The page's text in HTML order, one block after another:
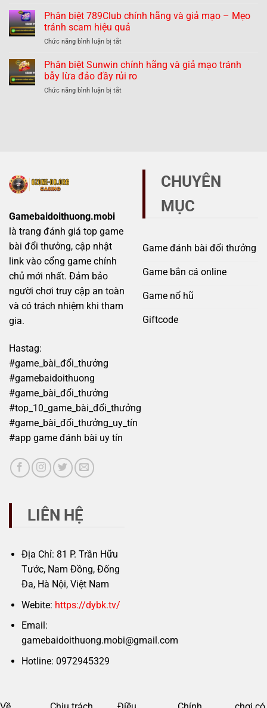
dàng
tránh
đảo
giả
mạo
Thực
thế
nào?
biệt
Hitclub
chính
hãng
giả
mạo
Những
Phân biệt 789Club chính hãng và giả mạo – Mẹo
tránh scam hiệu quả
Chức năng bình luận bị tắt
biệt
789Club
chính
hãng
Phân biệt Sunwin chính hãng và giả mạo tránh
bẫy lừa đảo đầy rủi ro
Chức năng bình luận bị tắt
rủi
Gamebaidoithuong.mobi
là trang đánh giá top game
bài đổi thưởng, cập nhật
link vào cổng game chính
chủ mới nhất. Đảm bảo
người chơi truy cập an toàn
và có trách nhiệm khi tham
gia.
Hastag:
#game_bài_đổi_thưởng
#gamebaidoithuong
#game_bài_đổi_thưởng
#top_10_game_bài_đổi_thưởng
#game_bài_đổi_thưởng_uy_tín
#app game đánh bài uy tín
CHUYÊN
MỤC
Game đánh bài đổi thưởng
Game bắn cá online
Game nổ hũ
Giftcode
LIÊN HỆ
Địa Chỉ: 81 P. Trần Hữu
Tước, Nam Đồng, Đống
Đa, Hà Nội, Việt Nam
Webite: https://dybk.tv/
Email:
gamebaidoithuong.mobi@gmail.com
Hotline: 0972945329